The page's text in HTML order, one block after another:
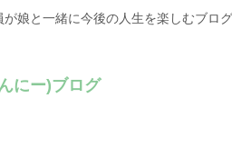
娘と一緒に今後の人生を楽しむブログ
にー)ブログ